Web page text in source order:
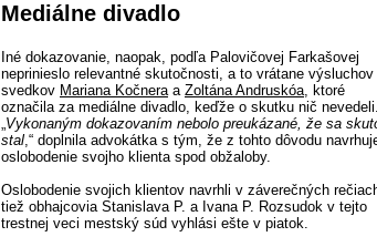
Mediálne divadlo
Iné dokazovanie, naopak, podľa Palovičovej Farkašovej
neprinieslo relevantné skutočnosti, a to vrátane výsluchov
svedkov Mariana Kočneraa Zoltána Andruskóa, ktoré
označila za mediálne divadlo, keďže o skutku nič nevedeli.
„Vykonaným dokazovaním nebolo preukázané, že sa
stal,“ doplnila advokátka s tým, že z tohto dôvodu
oslobodenie svojho klienta spod obžaloby.
Oslobodenie svojich klientov navrhli v záverečných
tiež obhajcovia Stanislava P. a Ivana P. Rozsudok v tejto
trestnej veci mestský súd vyhlási ešte v piatok.